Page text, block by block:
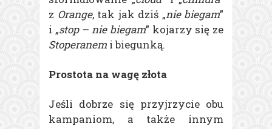
z Orange, tak jak dziś „nie biegam”
i „stop – nie biegam” kojarzy się ze
Stoperanem i biegunką.
Prostota na wagę złota
Jeśli dobrze się przyjrzycie obu
kampaniom, a także innym